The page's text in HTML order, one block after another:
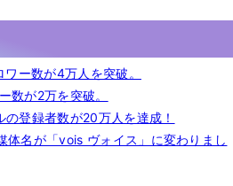
ー数が4万人を突破。
が2万を突破。
登録者数が20万人を達成！
名が「vois ヴォイス」に変わりまし